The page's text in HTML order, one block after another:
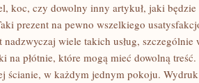
koc, czy dowolny inny artykuł, jaki
prezent na pewno wszelkiego
nadzwyczaj wiele takich usług,
na płótnie, które mogą mieć dowolną
ścianie, w każdym jednym pokoju.